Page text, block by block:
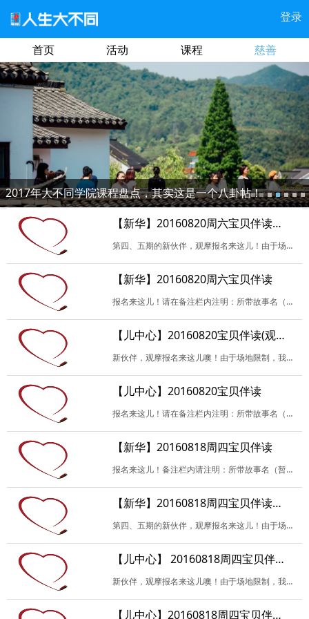
登录
首页 活动 课程 慈善
2017年大不同学院课程盘点，其实这是一个八卦帖！
【新华】20160820周六宝贝伴读（观摩）
第四、五期的新伙伴，观摩报名来这儿！由于场地限制，我们每次会尽可能地多安排新伙伴观摩，并且以报名试读的优先。请填写相关信息，没有特殊原因，请您珍惜每次报名机会，…
【新华】20160820周六宝贝伴读
报名来这儿！请在备注栏内注明：所带故事名（暂定也可），是否负责当天活动开场、讲故事或记录，是否试读，及其他未尽事宜。谢谢！
【儿中心】20160820宝贝伴读(观摩)
新伙伴，观摩报名来这儿噢！由于场地限制，我们每次会尽可能的多安排新伙伴观摩，并且以报名试读的优先。请填写相关信息，备注栏内请注明：是否试读？试读故事名（暂定也可…
【儿中心】20160820宝贝伴读
报名来这儿！请在备注栏内注明：所带故事名（暂定也可），是否负责当天活动开场、讲故事或记录，是否试读，及其他未尽事宜。谢谢！
【新华】20160818周四宝贝伴读
报名来这儿！备注栏内请注明：所带故事名（暂定也可），是否负责当天活动开场或者记录，是否试读，及其他未尽事宜。谢谢！
【新华】20160818周四宝贝伴读（观摩）
第四、五期的新伙伴，观摩报名来这儿！由于场地限制，我们每次会尽可能地多安排新伙伴观摩，并且以报名试读的优先。请填写相关信息，没有特殊原因，请您珍惜每次报名机会，…
【儿中心】 20160818周四宝贝伴读活动（观摩）
新伙伴，观摩报名来这儿噢！由于场地限制，我们每次会尽可能的多安排新伙伴观摩，并且以报名试读的优先。请填写相关信息，备注栏内请注明：是否试读？试读故事名（暂定也可…
【儿中心】20160818周四宝贝伴读活动